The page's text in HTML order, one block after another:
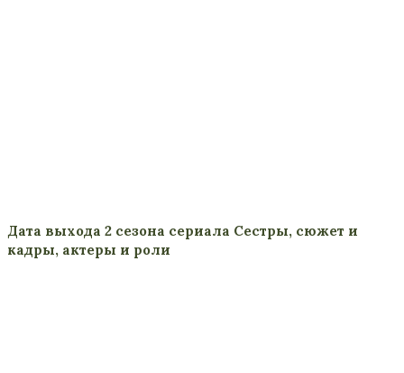
Дата выхода 2 сезона сериала Сестры, сюжет и
кадры, актеры и роли